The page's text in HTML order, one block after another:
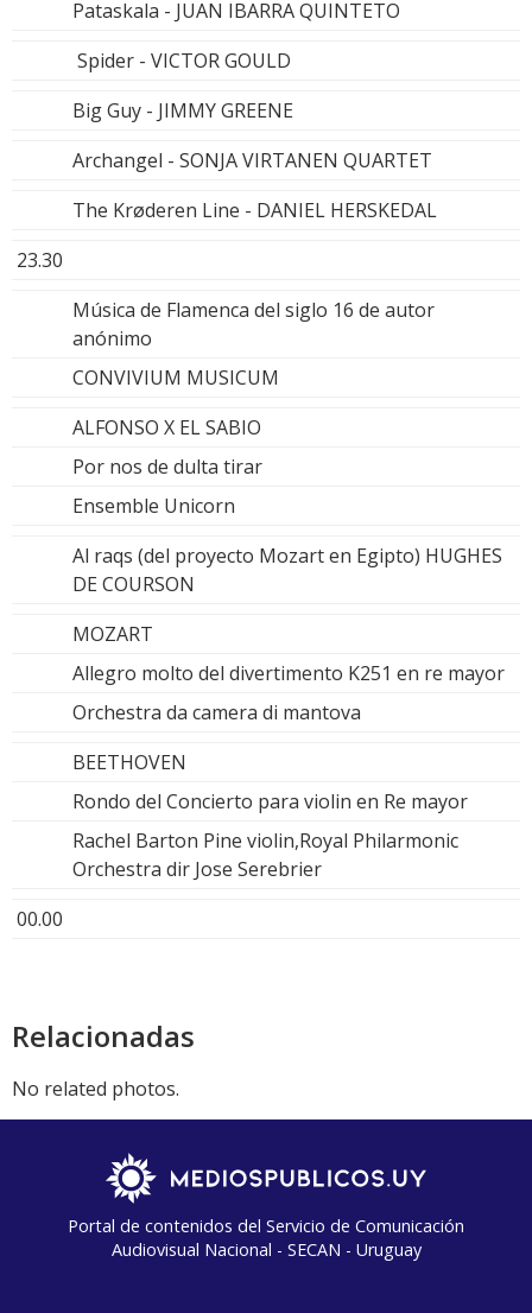
Pataskala - JUAN IBARRA QUINTETO
Spider - VICTOR GOULD
Big Guy - JIMMY GREENE
Archangel - SONJA VIRTANEN QUARTET
The Krøderen Line - DANIEL HERSKEDAL
23.30
Música de Flamenca del siglo 16 de autor
anónimo
CONVIVIUM MUSICUM
ALFONSO X EL SABIO
Por nos de dulta tirar
Ensemble Unicorn
Al raqs (del proyecto Mozart en Egipto) HUGHES
DE COURSON
MOZART
Allegro molto del divertimento K251 en re mayor
Orchestra da camera di mantova
BEETHOVEN
Rondo del Concierto para violin en Re mayor
Rachel Barton Pine violin,Royal Philarmonic
Orchestra dir Jose Serebrier
00.00
Relacionadas
No related photos.
Portal de contenidos del Servicio de Comunicación
Audiovisual Nacional - SECAN - Uruguay